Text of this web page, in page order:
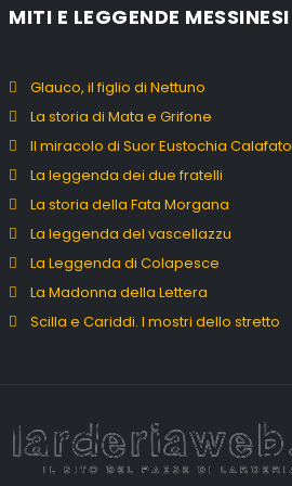
MITI E LEGGENDE MESSINESI
Glauco, il figlio di Nettuno
La storia di Mata e Grifone
Il miracolo di Suor Eustochia Calafato
La leggenda dei due fratelli
La storia della Fata Morgana
La leggenda del vascellazzu
La Leggenda di Colapesce
La Madonna della Lettera
Scilla e Cariddi. I mostri dello stretto